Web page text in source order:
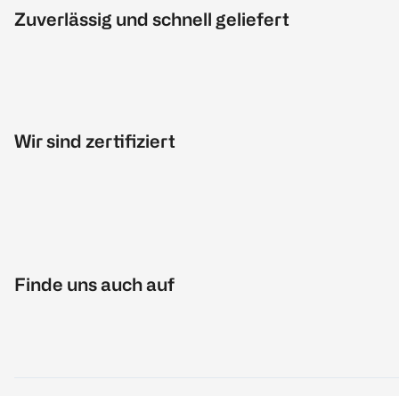
Zuverlässig und schnell geliefert
Wir sind zertifiziert
Finde uns auch auf